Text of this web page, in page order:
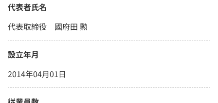
代表者氏名
代表取締役 國府田 勲
設立年月
2014年04月01日